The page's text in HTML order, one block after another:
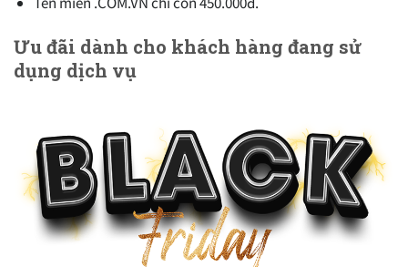
Ưu đãi dành cho khách hàng đang sử
dụng dịch vụ